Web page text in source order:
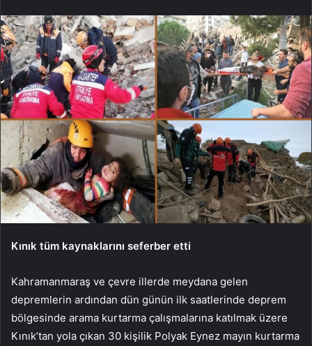
Kınık tüm kaynaklarını seferber etti
Kahramanmaraş ve çevre illerde meydana gelen
depremlerin ardından dün günün ilk saatlerinde deprem
bölgesinde arama kurtarma çalışmalarına katılmak üzere
Kınık’tan yola çıkan 30 kişilik Polyak Eynez mayın kurtarma